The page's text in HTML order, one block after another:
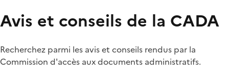
Avis et conseils de la CADA
Recherchez parmi les avis et conseils rendus par la
Commission d'accès aux documents administratifs.